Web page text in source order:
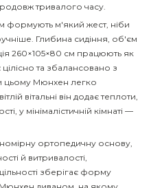
тривалого часу.
формують м'який жест, ніби
Глибина сидіння, об'єм
260×105×80 см працюють як
та збалансовано з
цьому Мюнхен легко
вітальні він додає теплоти,
у мінімалістичній кімнаті —
ортопедичну основу,
й витривалості,
зберігає форму